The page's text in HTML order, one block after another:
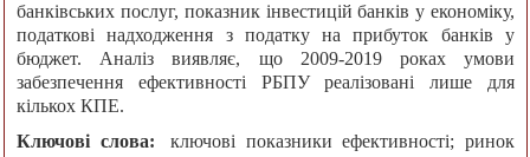
банківських послуг, показник інвестицій банків у економіку,
податкові надходження з податку на прибуток банків у
бюджет. Аналіз виявляє, що 2009-2019 роках умови
забезпечення ефективності РБПУ реалізовані лише для
кількох КПЕ.
Ключові слова:
ключові показники ефективності; ринок